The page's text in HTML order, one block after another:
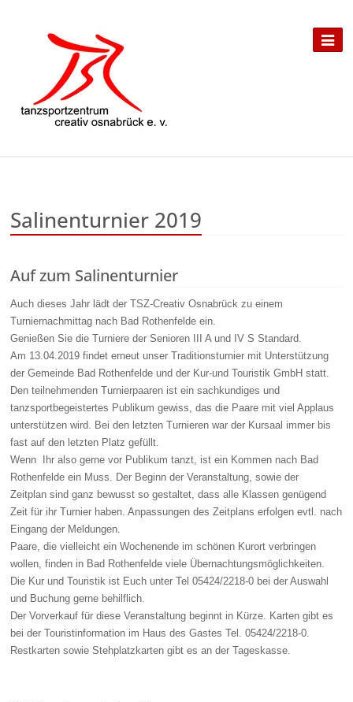
Salinenturnier 2019
Auf zum Salinenturnier
Auch dieses Jahr lädt der TSZ-Creativ Osnabrück zu einem
Turniernachmittag nach Bad Rothenfelde ein.
Genießen Sie die Turniere der Senioren III A und IV S Standard.
Am 13.04.2019 findet erneut unser Traditionsturnier mit Unterstützung
der Gemeinde Bad Rothenfelde und der Kur-und Touristik GmbH statt.
Den teilnehmenden Turnierpaaren ist ein sachkundiges und
tanzsportbegeistertes Publikum gewiss, das die Paare mit viel Applaus
unterstützen wird. Bei den letzten Turnieren war der Kursaal immer bis
fast auf den letzten Platz gefüllt.
Wenn Ihr also gerne vor Publikum tanzt, ist ein Kommen nach Bad
Rothenfelde ein Muss. Der Beginn der Veranstaltung, sowie der
Zeitplan sind ganz bewusst so gestaltet, dass alle Klassen genügend
Zeit für ihr Turnier haben. Anpassungen des Zeitplans erfolgen evtl. nach
Eingang der Meldungen.
Paare, die vielleicht ein Wochenende im schönen Kurort verbringen
wollen, finden in Bad Rothenfelde viele Übernachtungsmöglichkeiten.
Die Kur und Touristik ist Euch unter Tel 05424/2218-0 bei der Auswahl
und Buchung gerne behilflich.
Der Vorverkauf für diese Veranstaltung beginnt in Kürze. Karten gibt es
bei der Touristinformation im Haus des Gastes Tel. 05424/2218-0.
Restkarten sowie Stehplatzkarten gibt es an der Tageskasse.